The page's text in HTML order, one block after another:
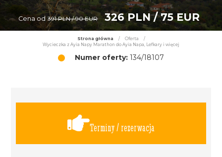
Cena od 391 PLN / 90 EUR 326 PLN / 75 EUR
Strona główna / Oferta
/
Wycieczka z Ayia Napy Marathon do Ayia Napa, Lefkary i więcej
Numer oferty: 134/18107
Terminy / rezerwacja